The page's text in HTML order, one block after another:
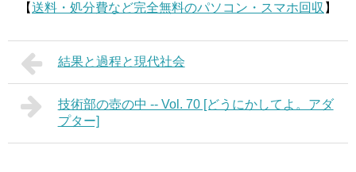
【送料・処分費など完全無料のパソコン・スマホ回収 】
結果と過程と現代社会
技術部の壺の中 -- Vol. 70 [どうにかしてよ。アダ
プター]